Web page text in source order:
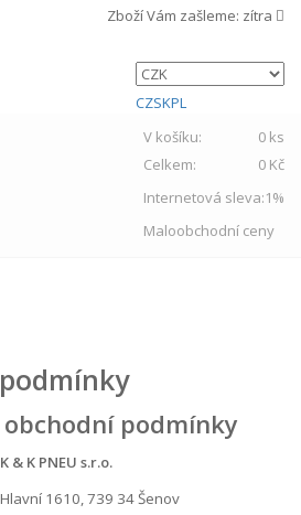
Zboží Vám zašleme: zítra
CZSKPL
V košíku:
0 ks
Celkem:
0 Kč
Internetová sleva:1%
Maloobchodní ceny
obchodní podmínky
K & K PNEU s.r.o.
1610, 739 34 Šenov